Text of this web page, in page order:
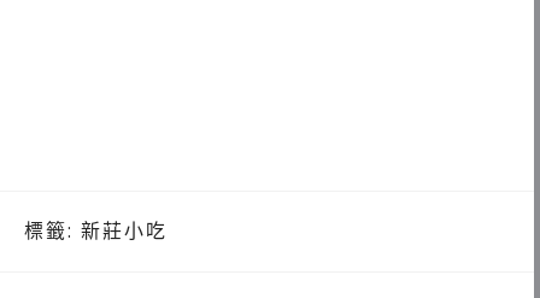
標籤: 新莊小吃